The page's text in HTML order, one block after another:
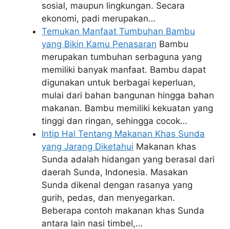
sosial, maupun lingkungan. Secara
ekonomi, padi merupakan…
Temukan Manfaat Tumbuhan Bambu
yang Bikin Kamu Penasaran Bambu
merupakan tumbuhan serbaguna yang
memiliki banyak manfaat. Bambu dapat
digunakan untuk berbagai keperluan,
mulai dari bahan bangunan hingga bahan
makanan. Bambu memiliki kekuatan yang
tinggi dan ringan, sehingga cocok…
Intip Hal Tentang Makanan Khas Sunda
yang Jarang Diketahui Makanan khas
Sunda adalah hidangan yang berasal dari
daerah Sunda, Indonesia. Masakan
Sunda dikenal dengan rasanya yang
gurih, pedas, dan menyegarkan.
Beberapa contoh makanan khas Sunda
antara lain nasi timbel,…